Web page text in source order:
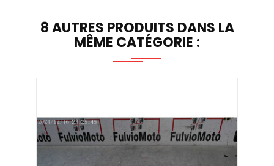
8 AUTRES PRODUITS DANS LA
MÊME CATÉGORIE :